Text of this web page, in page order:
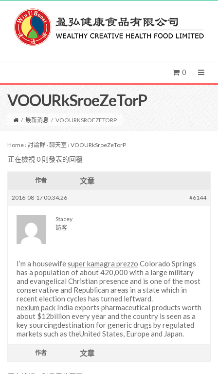
0
VOOURkSroeZeTorP
/ 最新消息 / VOOURKSROEZETORP
Home › 討論群 › 聊天室 › VOOURkSroeZeTorP
正在檢視 0 則發表的回覆
作者 文章
2016-08-17 00:34:26 #6144
Stacey
訪客
I’m a housewifesuper kamagra prezzo Colorado Springs
has a population of about 420,000 with a large military
and evangelical Christian presence and is one of the most
conservative and Republican areas in a state which in
recent election cycles has turned leftward.
nexium pack India exports pharmaceutical products worth
about $12billion every year and the country is seen as a
key sourcingdestination for generic drugs by regulated
markets such as theUnited States, Europe and Japan.
作者 文章